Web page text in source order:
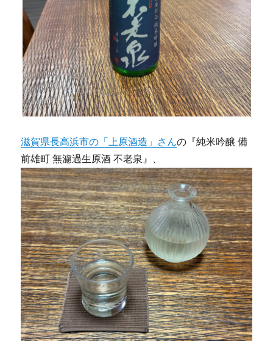
滋賀県長高浜市の「上原酒造」さんの『純米吟醸 備
前雄町 無濾過生原酒 不老泉』、